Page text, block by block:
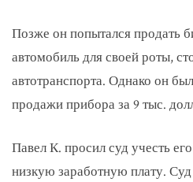
Позже он попытался продать
автомобиль для своей роты,
автотранспорта. Однако он
продажи прибора за 9 тыс.
Павел К. просил суд учесть
низкую заработную плату.